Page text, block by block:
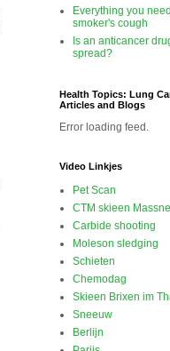
Everything you
smoker's cough
Is an anticancer
spread?
Health Topics: Lung
Articles and Blogs
Error loading feed.
Video Linkjes
Pet Scan
CTM skieen
Carbide shooting
Moleson sledging
Schieten
Chemodag
Skieen Brixen im
Sneeuw
Berlijn